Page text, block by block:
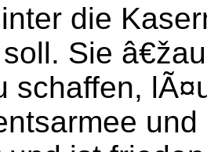
die
Sie
schaffen,